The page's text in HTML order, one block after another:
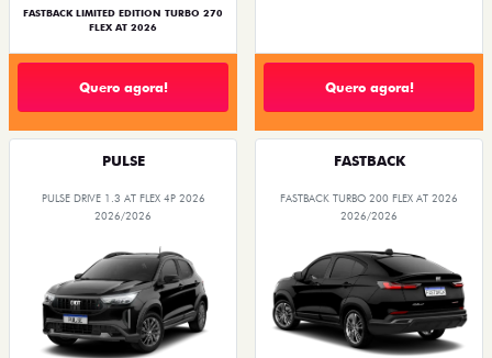
FASTBACK LIMITED EDITION TURBO 270
FLEX AT 2026
Quero agora! Quero agora!
PULSE
PULSE DRIVE 1.3 AT FLEX 4P 2026
2026/2026
FASTBACK
FASTBACK TURBO 200 FLEX AT 2026
2026/2026